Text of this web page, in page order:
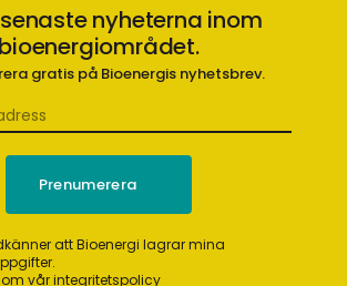
nyheterna inom
bioenergiområdet.
gratis på Bioenergis nyhetsbrev.
att Bioenergi lagrar mina
vår integritetspolicy